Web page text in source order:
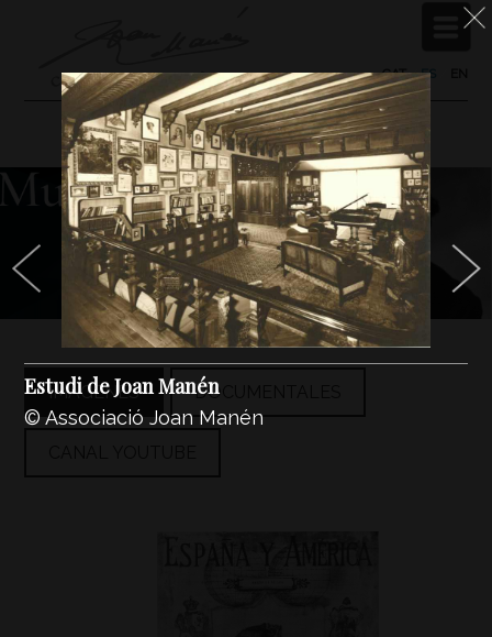
CAT/ES
Estudi de Joan Manén
© Associació Joan Manén
IMÁGENES DOCUMENTALES